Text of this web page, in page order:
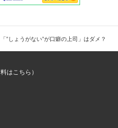
「”しょうがない”が口癖の上司」はダメ？
はこちら）